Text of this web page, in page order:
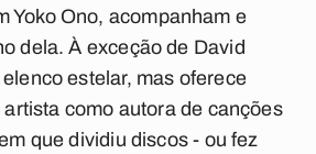
Yoko Ono, acompanham e
dela. À exceção de David
estelar, mas oferece
como autora de canções
que dividiu discos - ou fez